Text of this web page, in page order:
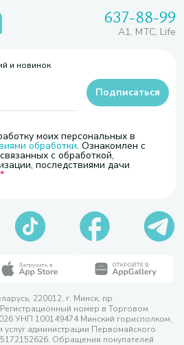
637-88-99
A1, МТС, Life
и новинок
моих персональных в
обработки. Ознакомлен с
с обработкой,
последствиями дачи
Подписаться
220012, г. Минск, пр.
номер в Торговом
УНП 100149474 Минский горисполком,
услуг администрации Первомайского
Обращения покупателей